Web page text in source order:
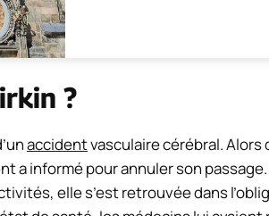
?
accidentvasculaire cérébral. Alors
a informé pour annuler son
elle s’est retrouvée dans